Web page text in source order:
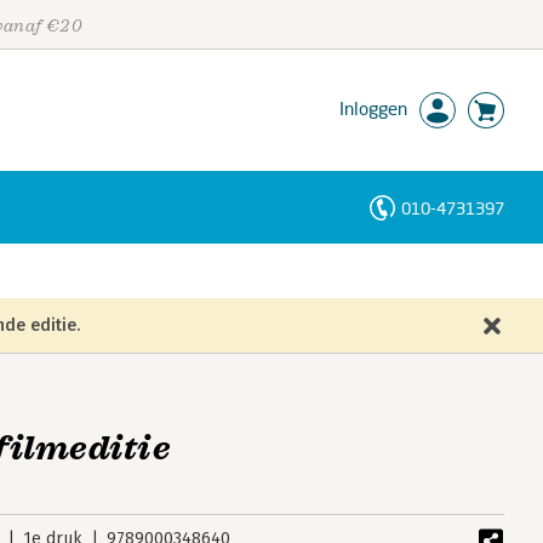
€20
Inloggen
010-4731397
editie.
filmeditie
1e druk 9789000348640
Personen
Trefwoorden